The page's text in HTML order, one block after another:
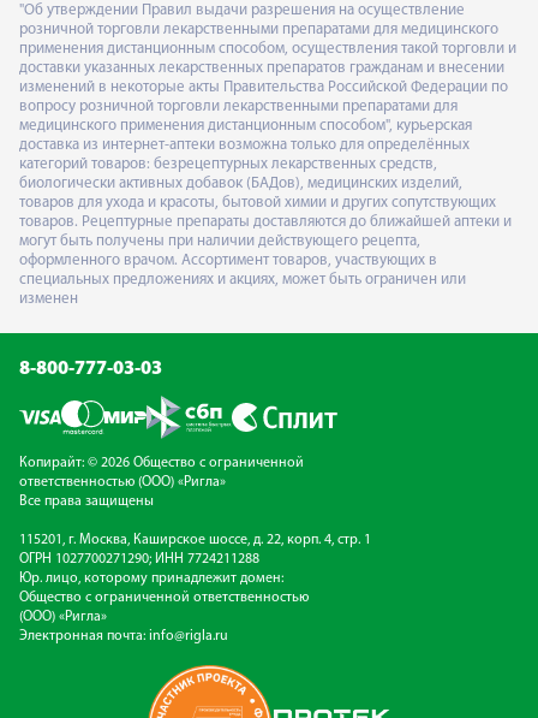
"Об утверждении Правил выдачи разрешения на осуществление
розничной торговли лекарственными препаратами для медицинского
применения дистанционным способом, осуществления такой торговли и
доставки указанных лекарственных препаратов гражданам и внесении
изменений в некоторые акты Правительства Российской Федерации по
вопросу розничной торговли лекарственными препаратами для
медицинского применения дистанционным способом", курьерская
доставка из интернет-аптеки возможна только для определённых
категорий товаров: безрецептурных лекарственных средств,
биологически активных добавок (БАДов), медицинских изделий,
товаров для ухода и красоты, бытовой химии и других сопутствующих
товаров. Рецептурные препараты доставляются до ближайшей аптеки и
могут быть получены при наличии действующего рецепта,
оформленного врачом. Ассортимент товаров, участвующих в
специальных предложениях и акциях, может быть ограничен или
изменен
8-800-777-03-03
Копирайт: © 2026 Общество с ограниченной
ответственностью (ООО) «Ригла»
Все права защищены
115201, г. Москва, Каширское шоссе, д. 22, корп. 4, стр. 1
ОГРН 1027700271290; ИНН 7724211288
Юр. лицо, которому принадлежит домен:
Общество с ограниченной ответственностью
(ООО) «Ригла»
Электронная почта: info@rigla.ru